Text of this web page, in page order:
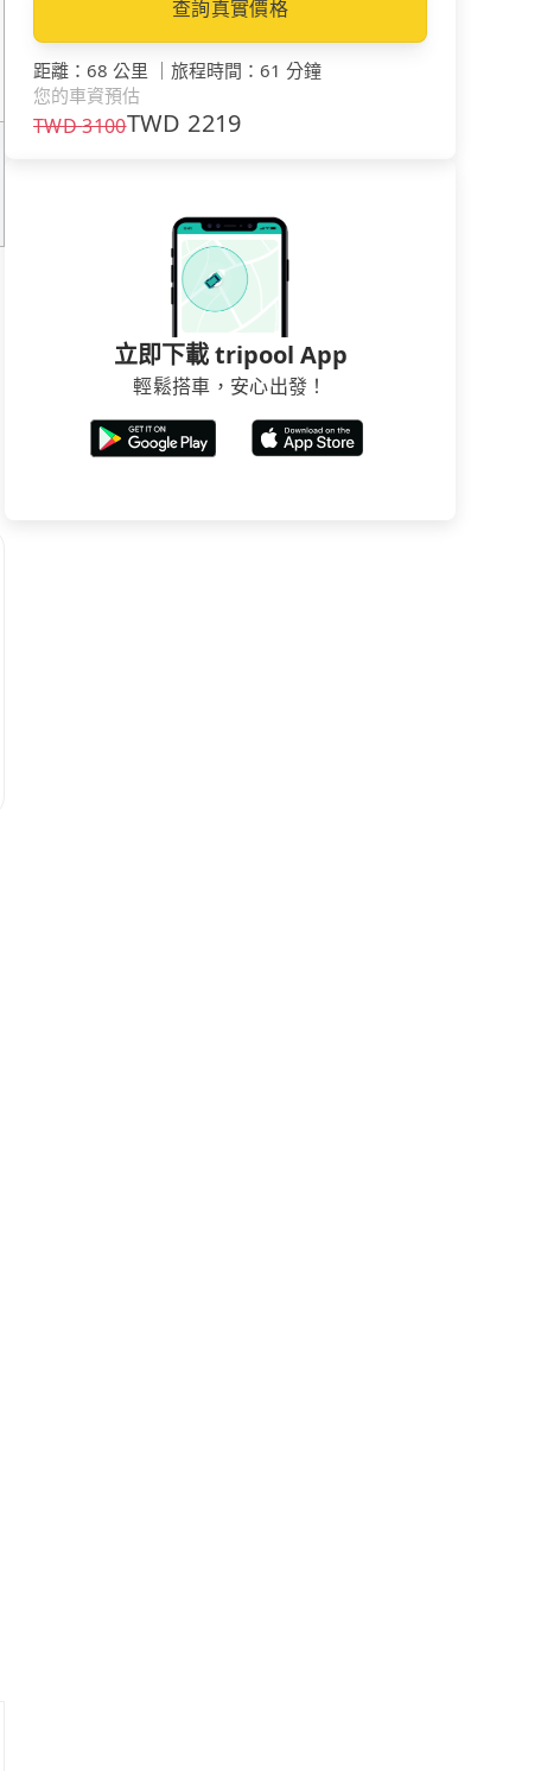
查詢真實價格
距離 ： 68 公里 ｜ 旅程時間 ： 61 分鐘
您的車資預估
TWD3100TWD 2219
立即下載 tripool App
輕鬆搭車，安心出發！